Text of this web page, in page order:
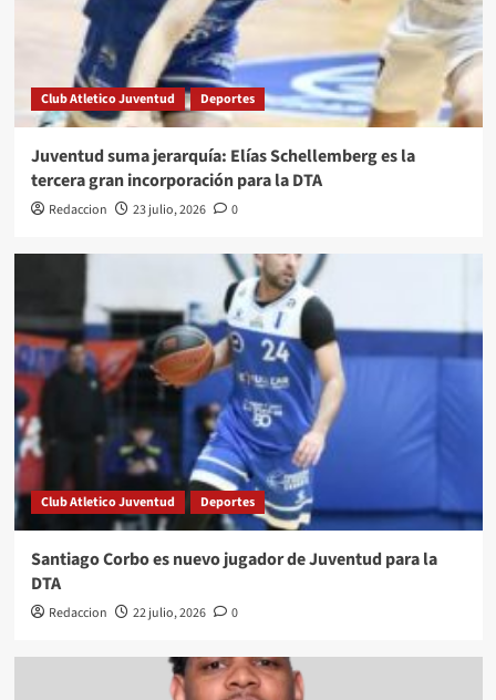
Club Atletico Juventud Deportes
Juventud suma jerarquía: Elías Schellemberg es la
tercera gran incorporación para la DTA
Redaccion 23 julio, 2026 0
Club Atletico Juventud Deportes
Santiago Corbo es nuevo jugador de Juventud para la
DTA
Redaccion 22 julio, 2026 0